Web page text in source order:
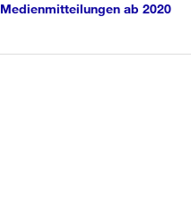
Medienmitteilungen ab 2020